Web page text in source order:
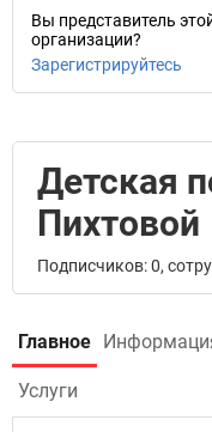
Вы представитель
организации?
Зарегистрируйтесь
Детская
Пихтовой
Подписчиков: 0,
Главное
Услуги